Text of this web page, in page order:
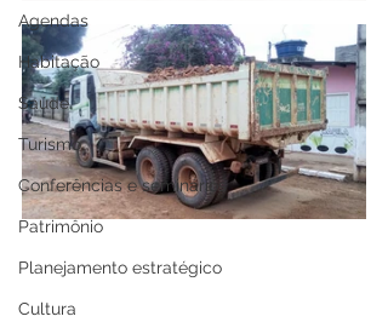
Agendas
Habitação
Saúde
Turismo
Conferências e seminários
Patrimônio
Planejamento estratégico
Cultura